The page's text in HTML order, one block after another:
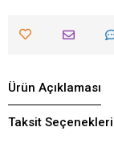
Ürün Açıklaması
Taksit Seçenekleri